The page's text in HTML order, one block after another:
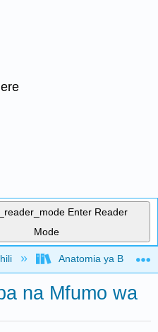
Enter Reader
Mode
hierarchy
Anatomia ya
na Mfumo wa